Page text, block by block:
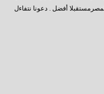
التي تصدر أسبوعيا
أفضل . دعونا نتفاءل